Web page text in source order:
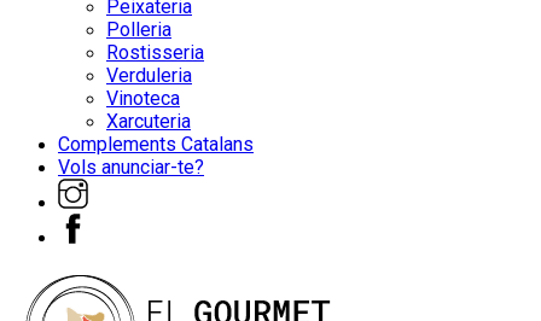
Peixateria
Polleria
Rostisseria
Verduleria
Vinoteca
Xarcuteria
Complements Catalans
Vols anunciar-te?